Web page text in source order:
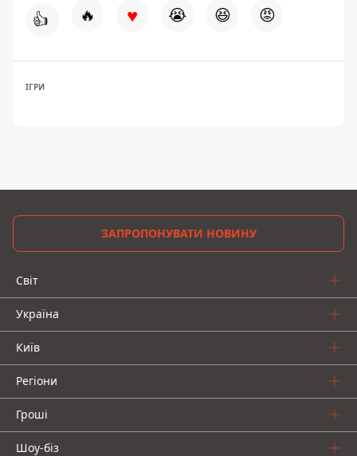
👍 🔥 ♥ 😭 😆 😡
ІГРИ
ЗАПРОПОНУВАТИ НОВИНУ
Світ
Україна
Київ
Регіони
Гроші
Шоу-біз